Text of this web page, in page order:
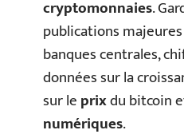
cryptomonnaies.
publications
banques centrales,
données sur la
sur leprixdu bitcoin
numériques.